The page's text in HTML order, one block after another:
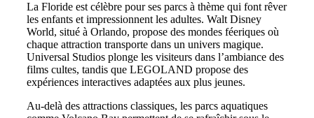
La Floride est célèbre pour ses parcs à thème qui font rêver
les enfants et impressionnent les adultes. Walt Disney
World, situé à Orlando, propose des mondes féeriques où
chaque attraction transporte dans un univers magique.
Universal Studios plonge les visiteurs dans l’ambiance des
films cultes, tandis que LEGOLAND propose des
expériences interactives adaptées aux plus jeunes.
Au-delà des attractions classiques, les parcs aquatiques